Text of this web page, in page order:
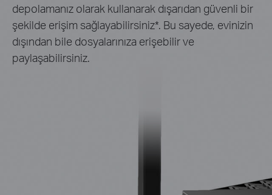
depolamanız olarak kullanarak dışarıdan güvenli bir
şekilde erişim sağlayabilirsiniz*. Bu sayede, evinizin
dışından bile dosyalarınıza erişebilir ve
paylaşabilirsiniz.